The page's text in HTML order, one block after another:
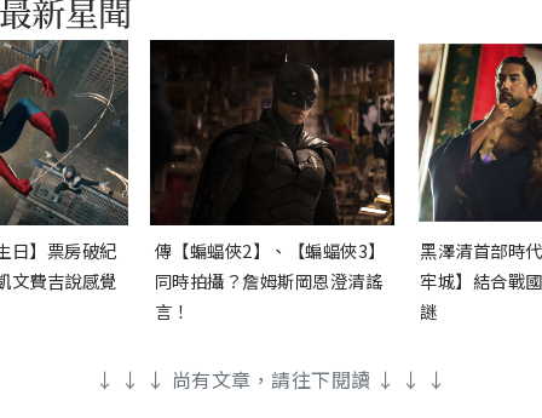
日】票房破紀
文費吉說感覺
傳【蝙蝠俠2】、【蝙蝠俠3】
同時拍攝？詹姆斯岡恩澄清謠
言！
黑澤清首部時
牢城】結合戰
謎
↓ ↓ ↓ 尚有文章，請往下閱讀 ↓ ↓ ↓